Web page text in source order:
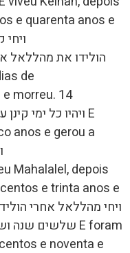
e quarenta anos e
הולידו את מהללאל
morreu. 14
anos e gerou a
e trinta anos e
e noventa e